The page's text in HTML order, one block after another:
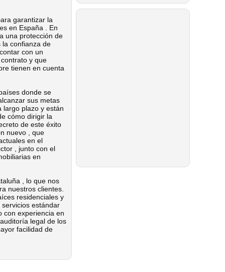
garantizar la
en España . En
una protección de
la confianza de
con un
y que
tienen en cuenta
donde se
sus metas
largo plazo y están
cómo dirigir la
de este éxito
nuevo , que
en el
, junto con el
en
, lo que nos
nuestros clientes.
residenciales y
estándar
con experiencia en
legal de los
facilidad de